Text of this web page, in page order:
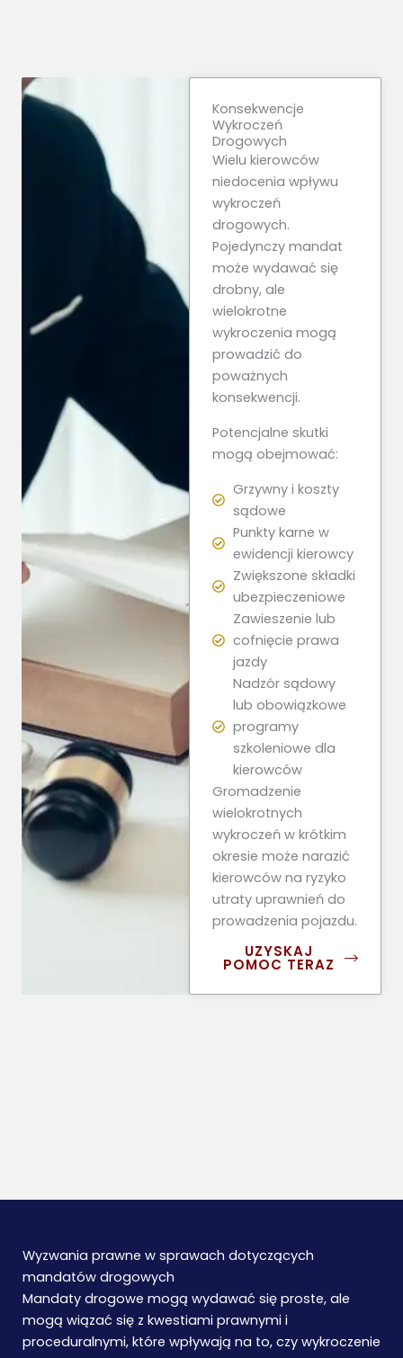
Konsekwencje
Wykroczeń
Drogowych
Wielu kierowców
niedocenia wpływu
wykroczeń
drogowych.
Pojedynczy mandat
może wydawać się
drobny, ale
wielokrotne
wykroczenia mogą
prowadzić do
poważnych
konsekwencji.
Potencjalne skutki
mogą obejmować:
Grzywny i koszty
sądowe
Punkty karne w
ewidencji kierowcy
Zwiększone składki
ubezpieczeniowe
Zawieszenie lub
cofnięcie prawa
jazdy
Nadzór sądowy
lub obowiązkowe
programy
szkoleniowe dla
kierowców
Gromadzenie
wielokrotnych
wykroczeń w krótkim
okresie może narazić
kierowców na ryzyko
utraty uprawnień do
prowadzenia pojazdu.
UZYSKAJ
POMOC TERAZ
Wyzwania prawne w sprawach dotyczących
mandatów drogowych
Mandaty drogowe mogą wydawać się proste, ale
mogą wiązać się z kwestiami prawnymi i
proceduralnymi, które wpływają na to, czy wykroczenie